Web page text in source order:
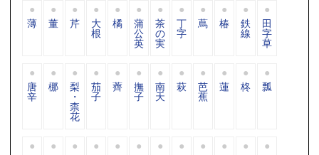
薄 董 芹 大
根
橘 蒲
公
英
茶
の
実
丁
字
蔦 椿 鉄
線
田
字
草
唐
辛
梛 梨
・
柰
花
茄
子
薺 撫
子
南
天
萩 芭
蕉
蓮 柊 瓢